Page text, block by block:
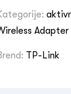
Adapter
TP-Link